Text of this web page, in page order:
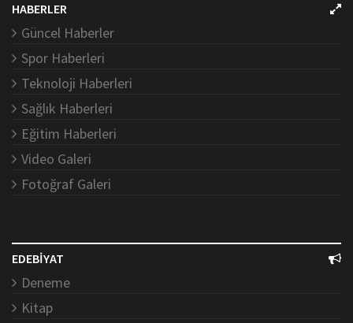
HABERLER
Güncel Haberler
Spor Haberleri
Teknoloji Haberleri
Sağlık Haberleri
Eğitim Haberleri
Video Galeri
Fotoğraf Galeri
EDEBİYAT
Deneme
Kitap